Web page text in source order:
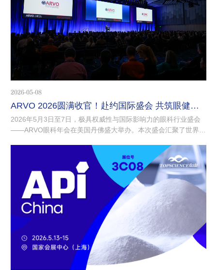
2026-05-08
ARVO 2026圆满收官！赴约国际盛会 共筑眼健未来
2026年5月3日至7日，极具权威性与国际影响力的眼科行业盛会
——ARVO眼科年会在美国丹佛盛大举办。本次盛会汇聚了世界各
术落地、医用原料创新迭代与临床应用转化，共探全球眼健康产